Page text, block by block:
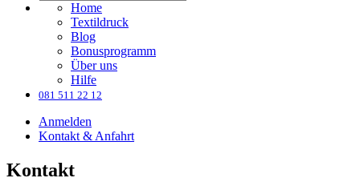
Home
Textildruck
Blog
Bonusprogramm
Über uns
Hilfe
081 511 22 12
Anmelden
Kontakt & Anfahrt
Kontakt